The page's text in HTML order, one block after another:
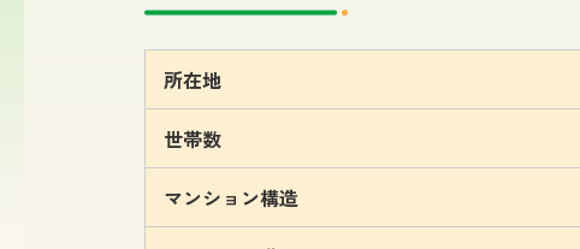
所在地
世帯数
マンション構造